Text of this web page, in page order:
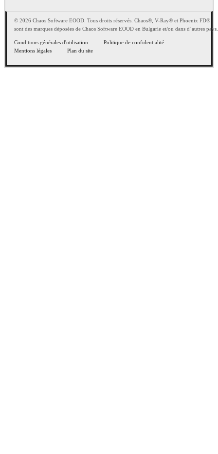
© 2026 Chaos Software EOOD. Tous droits réservés. Chaos®, V-Ray® et Phoenix FD®
sont des marques déposées de Chaos Software EOOD en Bulgarie et/ou dans d’autres pays.
Conditions générales d'utilisation
Politique de confidentialité
Mentions légales
Plan du site